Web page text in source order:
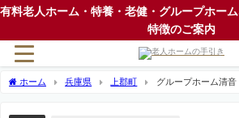
有料老人ホーム・特養・老健・グループホー
特徴のご案内
ホーム 兵庫県 上郡町 グループホーム清音